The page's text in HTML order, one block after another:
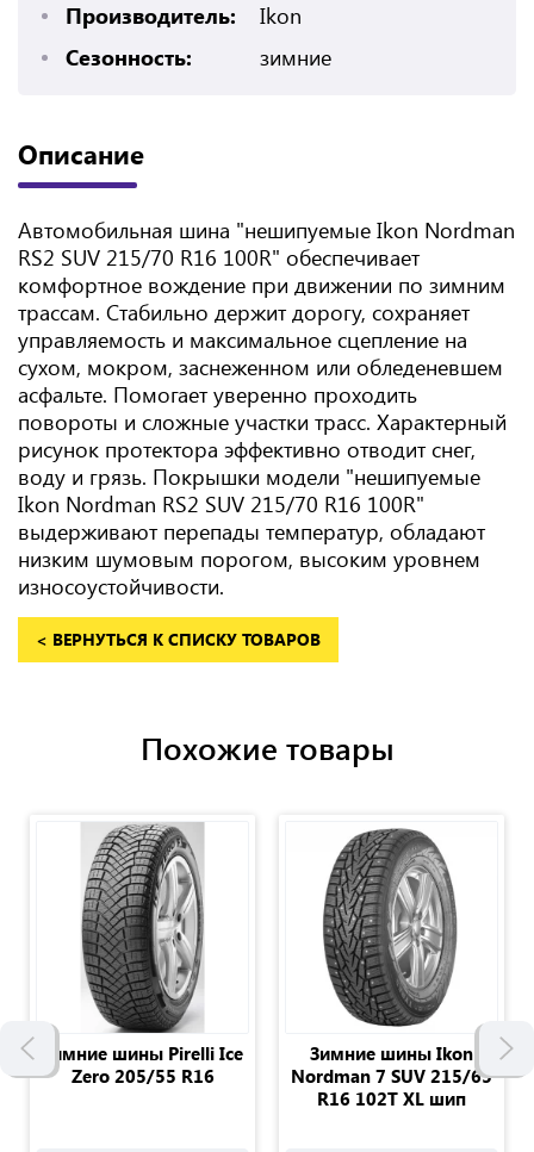
Производитель:
Ikon
Сезонность:
зимние
Описание
Автомобильная шина "нешипуемые Ikon Nordman
RS2 SUV 215/70 R16 100R" обеспечивает
комфортное вождение при движении по зимним
трассам. Стабильно держит дорогу, сохраняет
управляемость и максимальное сцепление на
сухом, мокром, заснеженном или обледеневшем
асфальте. Помогает уверенно проходить
повороты и сложные участки трасс. Характерный
рисунок протектора эффективно отводит снег,
воду и грязь. Покрышки модели "нешипуемые
Ikon Nordman RS2 SUV 215/70 R16 100R"
выдерживают перепады температур, обладают
низким шумовым порогом, высоким уровнем
износоустойчивости.
< ВЕРНУТЬСЯ К СПИСКУ ТОВАРОВ
Похожие товары
Зимние шины Pirelli Ice
Zero 205/55 R16
Зимние шины Ikon
Nordman 7 SUV 215/65
R16 102T XL шип